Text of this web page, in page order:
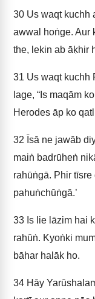
30 Us waqt kuchh
awwal hoṅge. Aur
the, lekin ab āḳhir
31 Us waqt kuchh
lage, “Is maqām
Herodes āp ko
32 Īsā ne jawāb
maiṅ badrūheṅ
rahūṅgā. Phir
pahuṅchūṅgā.’
33 Is lie lāzim hai
rahūṅ. Kyoṅki
bāhar halāk ho.
34 Hāy